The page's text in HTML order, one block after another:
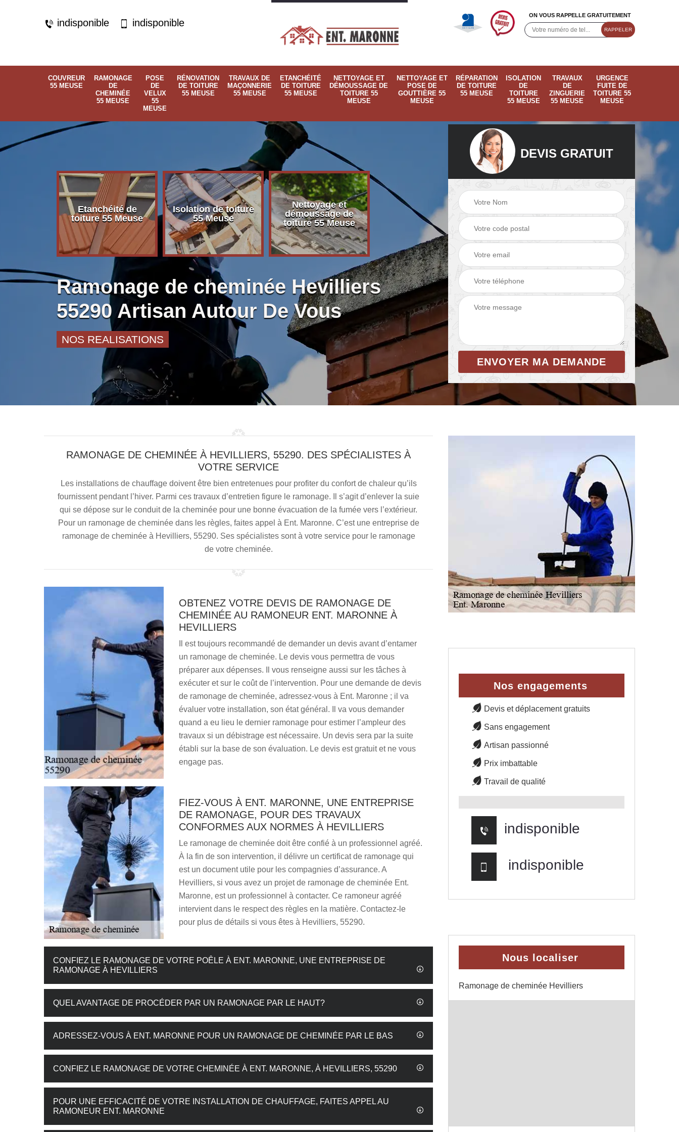
indisponible indisponible
ON VOUS RAPPELLE GRATUITEMENT
COUVREUR
55 MEUSE
RAMONAGE
DE
CHEMINÉE
55 MEUSE
POSE
DE
VELUX
55
MEUSE
RÉNOVATION
DE TOITURE
55 MEUSE
TRAVAUX DE
MAÇONNERIE
55 MEUSE
ETANCHÉITÉ
DE TOITURE
55 MEUSE
NETTOYAGE ET
DÉMOUSSAGE DE
TOITURE 55
MEUSE
NETTOYAGE ET
POSE DE
GOUTTIÈRE 55
MEUSE
RÉPARATION
DE TOITURE
55 MEUSE
ISOLATION
DE
TOITURE
55 MEUSE
TRAVAUX
DE
ZINGUERIE
55 MEUSE
URGENCE
FUITE DE
TOITURE 55
MEUSE
Etanchéité de
toiture 55 Meuse
Isolation de toiture
55 Meuse
Nettoyage et
démoussage de
toiture 55 Meuse
Nettoyage et pose
de gouttière 55
Meuse
Meuse
Ramonage de
cheminée 55
Ramonage de cheminée Hevilliers
55290 Artisan Autour De Vous
NOS REALISATIONS
DEVIS GRATUIT
RAMONAGE DE CHEMINÉE À HEVILLIERS, 55290. DES SPÉCIALISTES À
VOTRE SERVICE
Les installations de chauffage doivent être bien entretenues pour profiter du confort de chaleur qu’ils
fournissent pendant l’hiver. Parmi ces travaux d’entretien figure le ramonage. Il s’agit d’enlever la suie
qui se dépose sur le conduit de la cheminée pour une bonne évacuation de la fumée vers l’extérieur.
Pour un ramonage de cheminée dans les règles, faites appel à Ent. Maronne. C’est une entreprise de
ramonage de cheminée à Hevilliers, 55290. Ses spécialistes sont à votre service pour le ramonage
de votre cheminée.
OBTENEZ VOTRE DEVIS DE RAMONAGE DE
CHEMINÉE AU RAMONEUR ENT. MARONNE À
HEVILLIERS
Il est toujours recommandé de demander un devis avant d’entamer
un ramonage de cheminée. Le devis vous permettra de vous
préparer aux dépenses. Il vous renseigne aussi sur les tâches à
exécuter et sur le coût de l’intervention. Pour une demande de devis
de ramonage de cheminée, adressez-vous à Ent. Maronne ; il va
évaluer votre installation, son état général. Il va vous demander
quand a eu lieu le dernier ramonage pour estimer l’ampleur des
travaux si un débistrage est nécessaire. Un devis sera par la suite
établi sur la base de son évaluation. Le devis est gratuit et ne vous
engage pas.
FIEZ-VOUS À ENT. MARONNE, UNE ENTREPRISE
DE RAMONAGE, POUR DES TRAVAUX
CONFORMES AUX NORMES À HEVILLIERS
Le ramonage de cheminée doit être confié à un professionnel agréé.
À la fin de son intervention, il délivre un certificat de ramonage qui
est un document utile pour les compagnies d’assurance. A
Hevilliers, si vous avez un projet de ramonage de cheminée Ent.
Maronne, est un professionnel à contacter. Ce ramoneur agréé
intervient dans le respect des règles en la matière. Contactez-le
pour plus de détails si vous êtes à Hevilliers, 55290.
CONFIEZ LE RAMONAGE DE VOTRE POÊLE À ENT. MARONNE, UNE ENTREPRISE DE
RAMONAGE À HEVILLIERS
QUEL AVANTAGE DE PROCÉDER PAR UN RAMONAGE PAR LE HAUT?
ADRESSEZ-VOUS À ENT. MARONNE POUR UN RAMONAGE DE CHEMINÉE PAR LE BAS
CONFIEZ LE RAMONAGE DE VOTRE CHEMINÉE À ENT. MARONNE, À HEVILLIERS, 55290
POUR UNE EFFICACITÉ DE VOTRE INSTALLATION DE CHAUFFAGE, FAITES APPEL AU
RAMONEUR ENT. MARONNE
Nos engagements
Devis et déplacement gratuits
Sans engagement
Artisan passionné
Prix imbattable
Travail de qualité
indisponible
indisponible
Nous localiser
Ramonage de cheminée Hevilliers